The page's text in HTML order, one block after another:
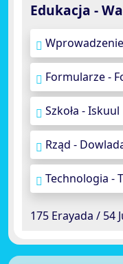
Edukacja -
Formularze -
Szkoła - Iskuul
Rząd -
Technologia -
175 Erayada / 54